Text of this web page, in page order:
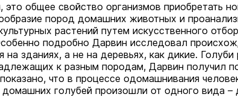
это общее свойство организмов приобретать
пород домашних животных и
растений путем искусственного
подробно Дарвин исследовал
на зданиях, а не на деревьях, как дикие.
к разным породам, Дарвин получил
что в процессе одомашнивания
голубей произошли от одного вида –